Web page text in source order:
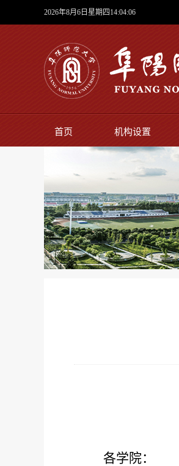
2026年8月6日星期四14:04:06
首页 机构设置
各学院：